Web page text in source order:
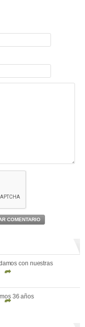
COMENTARIO
con nuestras
36 años